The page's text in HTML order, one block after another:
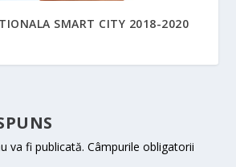
SMART CITY 2018-2020
va fi publicată. Câmpurile obligatorii